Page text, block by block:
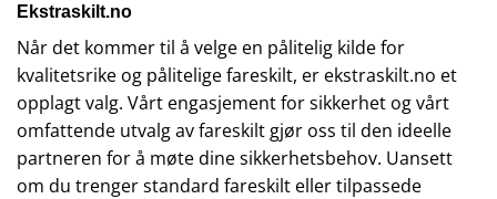
Ekstraskilt.no
Når det kommer til å velge en pålitelig kilde for
kvalitetsrike og pålitelige fareskilt, er ekstraskilt.no et
opplagt valg. Vårt engasjement for sikkerhet og vårt
omfattende utvalg av fareskilt gjør oss til den ideelle
partneren for å møte dine sikkerhetsbehov. Uansett
om du trenger standard fareskilt eller tilpassede